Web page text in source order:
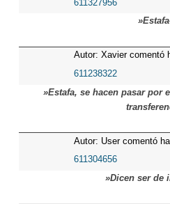
611327956
Autor: Xavier comentó
611238322
»Estafa, se hacen pasar por
Autor: User comentó
611304656
»Dicen ser de